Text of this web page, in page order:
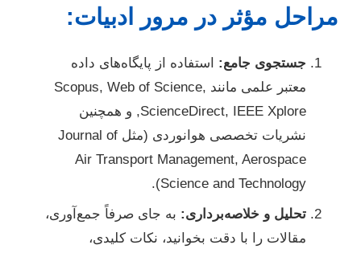
مراحل مؤثر در مرور ادبیات:
جستجوی جامع: استفاده از پایگاه‌های داده
معتبر علمی مانند Scopus, Web of Science,
ScienceDirect, IEEE Xplore, و همچنین
نشریات تخصصی هوانوردی (مثل Journal of
Air Transport Management, Aerospace
Science and Technology).
تحلیل و خلاصه‌برداری: به جای صرفاً جمع‌آوری،
مقالات را با دقت بخوانید، نکات کلیدی،